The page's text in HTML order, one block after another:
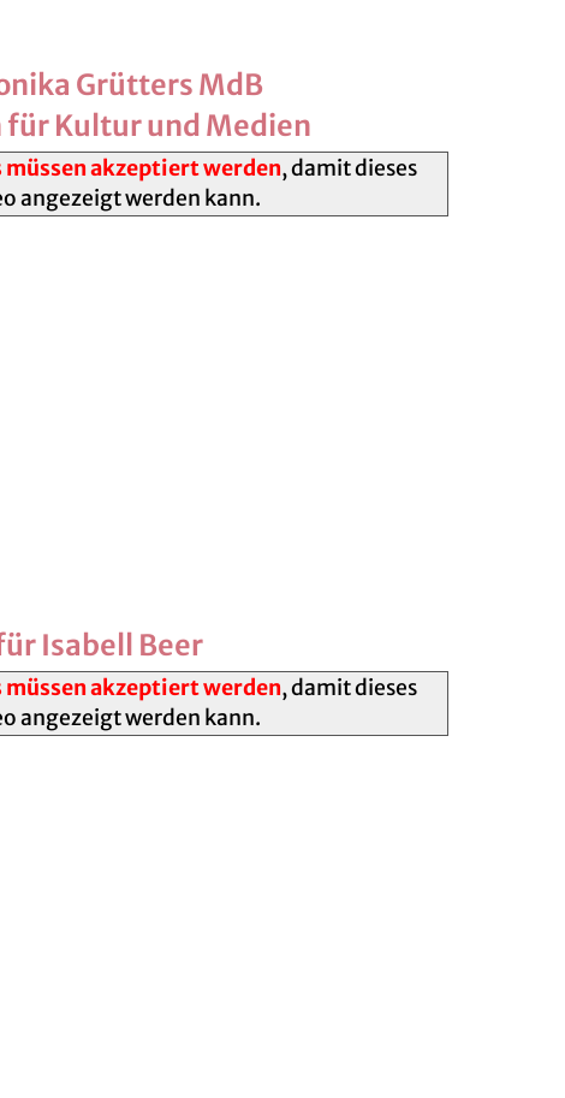
Grütters MdB
Kultur und Medien
akzeptiert werden, damit dieses
angezeigt werden kann.
Isabell Beer
akzeptiert werden, damit dieses
angezeigt werden kann.